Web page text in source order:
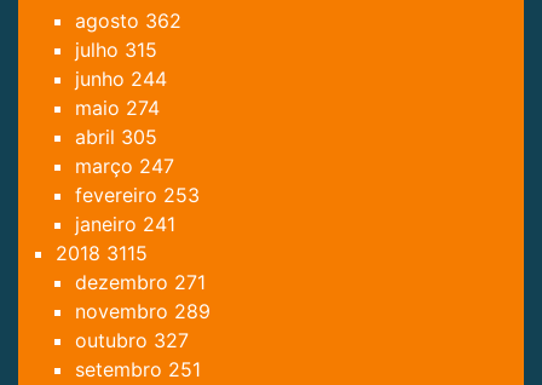
agosto 362
julho 315
junho 244
maio 274
abril 305
março 247
fevereiro 253
janeiro 241
2018 3115
dezembro 271
novembro 289
outubro 327
setembro 251